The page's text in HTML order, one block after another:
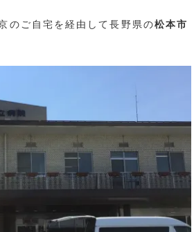
のご自宅を経由して長野県の松本市